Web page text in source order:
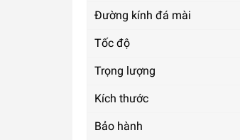
Đường kính đá mài
Tốc độ
Trọng lượng
Kích thước
Bảo hành